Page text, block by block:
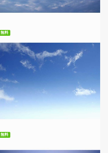
無料ダウンロード
無料
無料